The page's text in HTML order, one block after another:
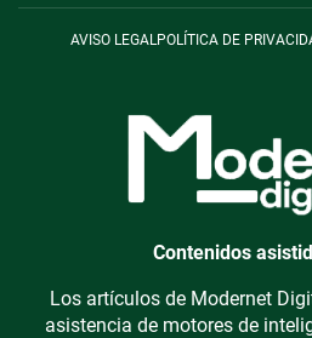
AVISO LEGAL POLÍTICA DE
Contenidos
Los artículos de Modernet
asistencia de motores de